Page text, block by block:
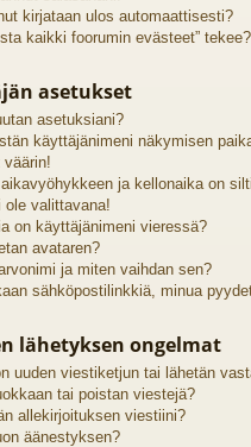
kirjataan ulos automaattisesti?
kaikki foorumin evästeet” tekee?
asetukset
asetuksiani?
käyttäjänimeni näkymisen
ja kellonaika on
ole valittavana!
on käyttäjänimeni vieressä?
avataren?
ja miten vaihdan sen?
sähköpostilinkkiä, minua
lähetyksen ongelmat
uuden viestiketjun tai lähetän
tai poistan viestejä?
allekirjoituksen viestiini?
äänestyksen?